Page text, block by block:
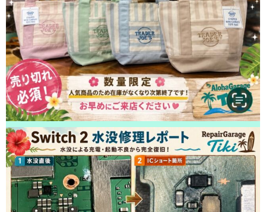
した！ありがとうございました！
2026/05/05
鎌ヶ谷市よりお越しのお客様のiPhone13Proの液晶交換をさせて頂きまし
た！ありがとうございました！
2026/05/05
松戸市よりお越しのお客様のiPhone14ProMaxのガラス交換をさせて頂きま
した！ありがとうございました！
2026/05/04
松戸市よりお越しのお客様のiPhone14の基板修理をさせて頂きました！あ
りがとうございました！
2026/05/04
松戸市よりお越しのお客様のiPhone11の充電不良修理をさせて頂きまし
た！ありがとうございました！
2026/05/03
鎌ヶ谷市よりお越しのお客様のiPhone14Proのバッテリー交換をさせて頂き
ました！ありがとうございました！
2026/05/03
松戸市よりお越しのお客様のiPhone12Proの液晶交換をさせて頂きました！
ありがとうございました！
2026/05/02
柏市よりお越しのお客様のiPhoneSE3のバッテリー交換をさせて頂きまし